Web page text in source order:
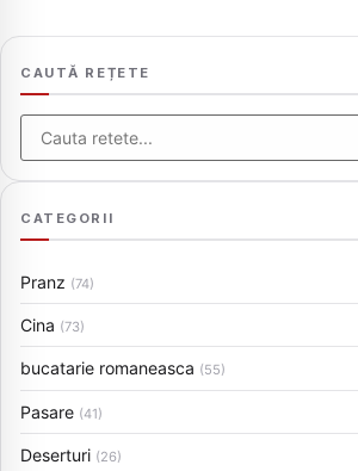
CAUTĂ REȚETE
CATEGORII
Pranz (74)
Cina (73)
bucatarie romaneasca (55)
Pasare (41)
Deserturi (26)